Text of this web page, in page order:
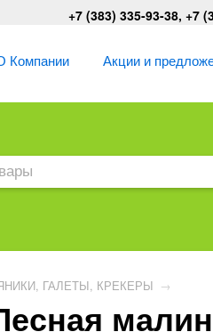
+7 (383) 335-93-38, +7
Компании Акции и
ГАЛЕТЫ, КРЕКЕРЫ →